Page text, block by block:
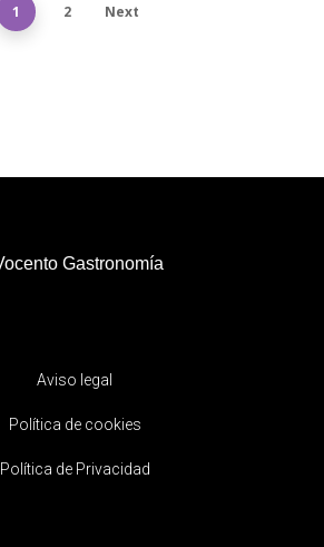
1 2 Next
Aviso legal
Política de cookies
Política de Privacidad